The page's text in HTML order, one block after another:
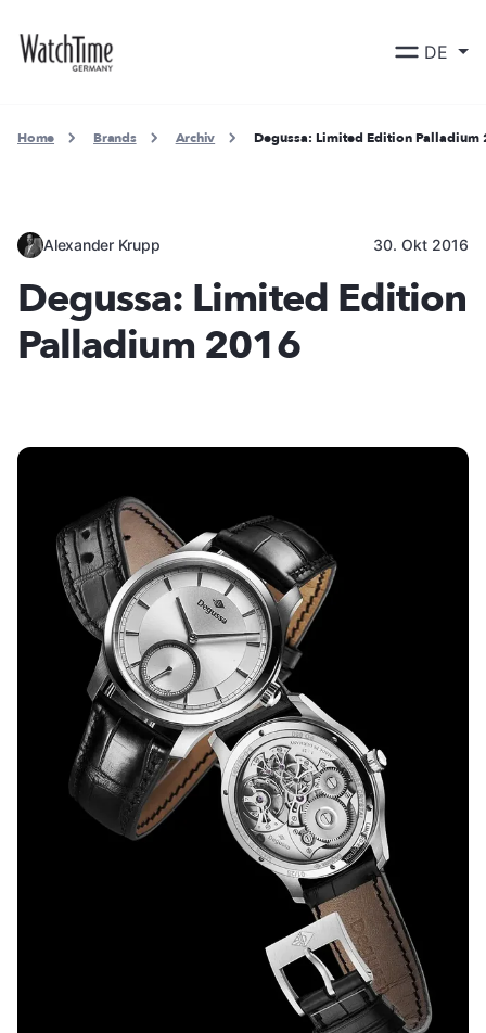
DE
Home Brands Archiv Degussa: Limited Edition Palladium
Alexander Krupp 30. Okt 2016
Degussa: Limited Edition
Palladium 2016